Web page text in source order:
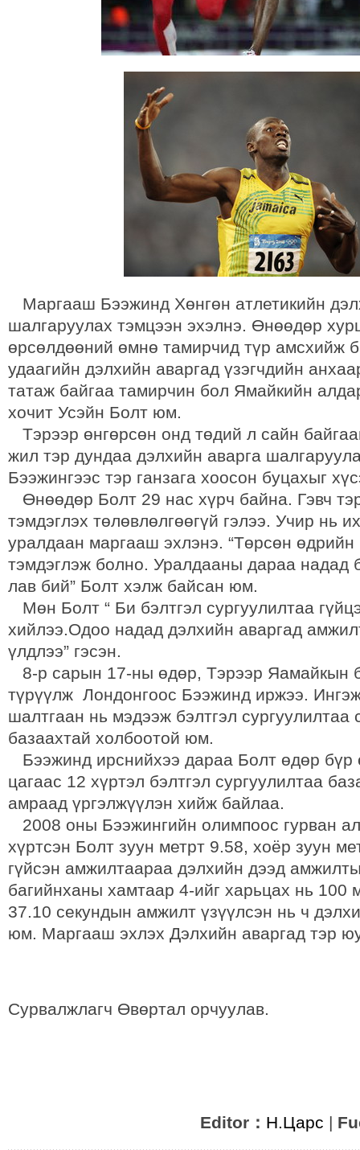
Маргааш Бээжинд Хөнгөн атлетикийн
шалгаруулах тэмцээн эхэлнэ. Өнөөдөр
өрсөлдөөний өмнө тамирчид түр амсхийж
удаагийн дэлхийн аваргад үзэгчдийн
татаж байгаа тамирчин бол Ямайкийн
хочит Усэйн Болт юм.
Тэрээр өнгөрсөн онд төдий л сайн
жил тэр дундаа дэлхийн аварга
Бээжингээс тэр ганзага хоосон буцахыг
Өнөөдөр Болт 29 нас хүрч байна. Гэвч
тэмдэглэх төлөвлөлгөөгүй гэлээ. Учир нь
уралдаан маргааш эхлэнэ. “Төрсөн
тэмдэглэж болно. Уралдааны дараа надад
лав бий” Болт хэлж байсан юм.
Мөн Болт “ Би бэлтгэл сургуулилтаа
хийлээ.Одоо надад дэлхийн аваргад
үлдлээ” гэсэн.
8-р сарын 17-ны өдөр, Тэрээр Яамайкын
түрүүлж Лондонгоос Бээжинд иржээ.
шалтгаан нь мэдээж бэлтгэл сургуулилтаа
базаахтай холбоотой юм.
Бээжинд ирснийхээ дараа Болт өдөр бүр
цагаас 12 хүртэл бэлтгэл сургуулилтаа
амраад үргэлжүүлэн хийж байлаа.
2008 оны Бээжингийн олимпоос гурван
хүртсэн Болт зуун метрт 9.58, хоёр зуун
гүйсэн амжилтаараа дэлхийн дээд
багийнханы хамтаар 4-ийг харьцах нь 100
37.10 секундын амжилт үзүүлсэн нь ч
юм. Маргааш эхлэх Дэлхийн аваргад тэр
Сурвалжлагч Өвөртал орчуулав.
Editor： Н.Царс |